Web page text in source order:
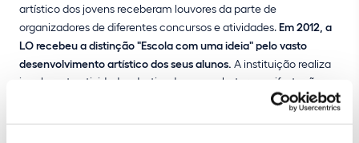
artístico dos jovens receberam louvores da parte de
organizadores de diferentes concursos e atividades.Em 2012, a
LO recebeu a distinção "Escola com uma ideia" pelo vasto
desenvolvimento artístico dos seus alunos. A instituição realiza
igualmente atividades destinadas a combater manifestações
de antissemitismo e xenofobia, bem como a promover uma
educação para a tolerância. Em 2014, a nossa escola recebeu o